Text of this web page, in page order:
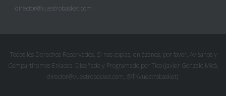
director@vuestrobasket.com
Todos los Derechos Reservados. Si nos copias, enlázanos, por favor. Avísanos y
Compartiremos Enlaces. Diseñado y Programado por Tico (Javier Gonzalo Micó,
director@vuestrobasket.com, @TKvuestrobasket).
Pinterest